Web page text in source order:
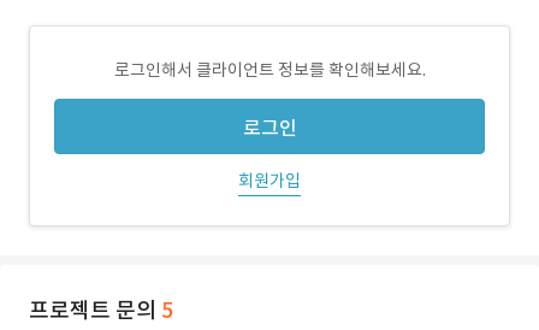
로그인해서 클라이언트 정보를 확인해보세요.
로그인
회원가입
프로젝트 문의 5